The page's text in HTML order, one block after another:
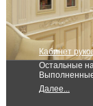
Главная
Кабинет
Остальные
Далее...